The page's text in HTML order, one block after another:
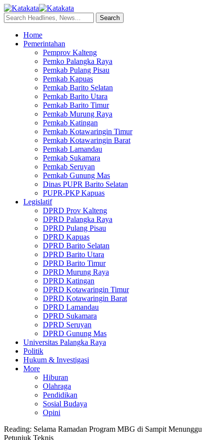
Home
Pemerintahan
Pemprov Kalteng
Pemko Palangka Raya
Pemkab Pulang Pisau
Pemkab Kapuas
Pemkab Barito Selatan
Pemkab Barito Utara
Pemkab Barito Timur
Pemkab Murung Raya
Pemkab Katingan
Pemkab Kotawaringin Timur
Pemkab Kotawaringin Barat
Pemkab Lamandau
Pemkab Sukamara
Pemkab Seruyan
Pemkab Gunung Mas
Dinas PUPR Barito Selatan
PUPR-PKP Kapuas
Legislatif
DPRD Prov Kalteng
DPRD Palangka Raya
DPRD Pulang Pisau
DPRD Kapuas
DPRD Barito Selatan
DPRD Barito Utara
DPRD Barito Timur
DPRD Murung Raya
DPRD Katingan
DPRD Kotawaringin Timur
DPRD Kotawaringin Barat
DPRD Lamandau
DPRD Sukamara
DPRD Seruyan
DPRD Gunung Mas
Universitas Palangka Raya
Politik
Hukum & Investigasi
More
Hiburan
Olahraga
Pendidikan
Sosial Budaya
Opini
Reading: Selama Ramadan Program MBG di Sampit Menunggu
Petunjuk Teknis